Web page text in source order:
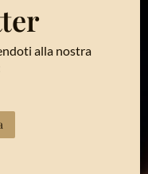
alla nostra